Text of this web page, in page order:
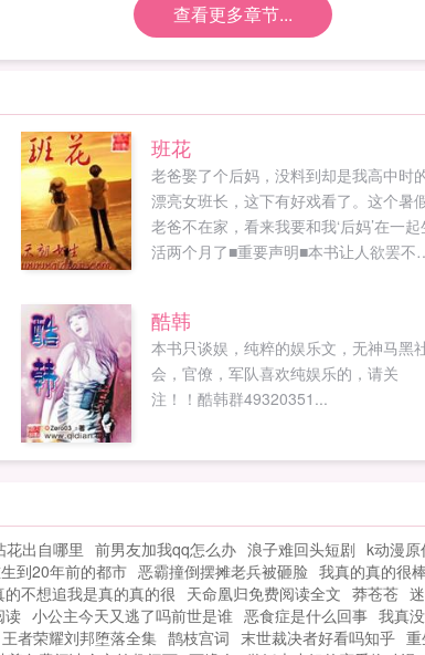
查看更多章节...
班花
老爸娶了个后妈，没料到却是我高中时
漂亮女班长，这下有好戏看了。这个暑
老爸不在家，看来我要和我‘后妈’在一起
活两个月了■重要声明■本书让人欲罢不
示本书不是一本纯爱小说，喜欢纯爱小说
的朋友请绕行本书没有任何违规超标内
容，欢迎监督本书结局皆大欢喜非常圆
满，请读者朋友们放心收藏。...
酷韩
本书只谈娱，纯粹的娱乐文，无神马黑
会，官僚，军队喜欢纯娱乐的，请关
注！！酷韩群49320351...
花出自哪里 前男友加我qq怎么办 浪子难回头短剧 k动漫原
到20年前的都市 恶霸撞倒摆摊老兵被砸脸 我真的真的很棒
不想追我是真的真的很 天命凰归免费阅读全文 莽苍苍
读 小公主今天又逃了吗前世是谁 恶食症是什么回事 我真
王者荣耀刘邦堕落全集 鹊枝宫词 末世裁决者好看吗知乎